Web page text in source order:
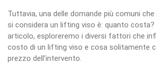
Tuttavia, una delle domande più comuni
si considera un lifting viso è: quanto
articolo, esploreremo i diversi fattori che
costo di un lifting viso e cosa solitamente
prezzo dell'intervento.